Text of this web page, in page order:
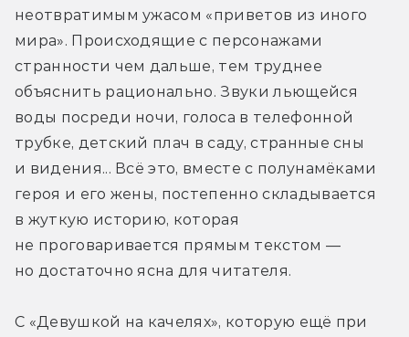
неотвратимым ужасом «приветов из иного
мира». Происходящие с персонажами
странности чем дальше, тем труднее
объяснить рационально. Звуки льющейся
воды посреди ночи, голоса в телефонной
трубке, детский плач в саду, странные сны
и видения... Всё это, вместе с полунамёками
героя и его жены, постепенно складывается
в жуткую историю, которая
не проговаривается прямым текстом —
но достаточно ясна для читателя.
С «Девушкой на качелях», которую ещё при